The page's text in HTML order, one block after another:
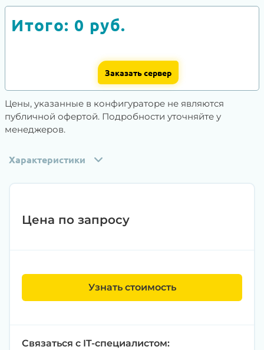
Итого: 0 руб.
Заказать сервер
Цены, указанные в конфигураторе не являются
публичной офертой. Подробности уточняйте у
менеджеров.
Характеристики
Цена по запросу
Узнать стоимость
Связаться с IT-специалистом: